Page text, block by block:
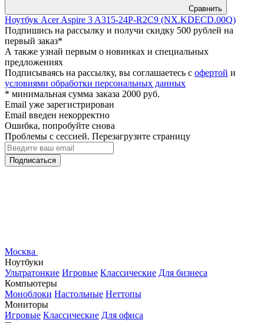
Сравнить
Ноутбук Acer Aspire 3 A315-24P-R2C9 (NX.KDECD.00Q)
Подпишись на рассылку и получи скидку 500 рублей на
первый заказ*
А также узнай первым о новинках и специальных
предложениях
Подписываясь на рассылку, вы соглашаетесь с офертой и
условиями обработки персональных данных
* минимальная сумма заказа 2000 руб.
Email уже зарегистрирован
Email введен некорректно
Ошибка, попробуйте снова
Проблемы с сессией. Перезагрузите страницу
Подписаться
Москва
Ноутбуки
Ультратонкие Игровые Классические Для бизнеса
Компьютеры
Моноблоки Настольные Неттопы
Мониторы
Игровые Классические Для офиса